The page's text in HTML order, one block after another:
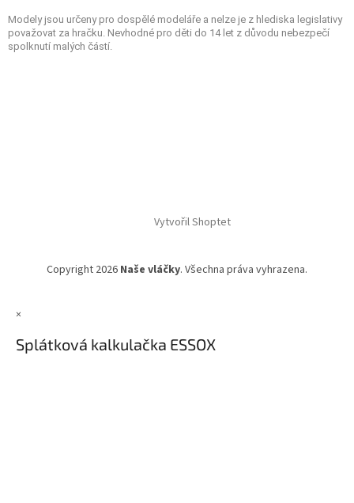
Modely jsou určeny pro dospělé modeláře a nelze je z hlediska legislativy
považovat za hračku. Nevhodné pro děti do 14 let z důvodu nebezpečí
spolknutí malých částí.
Vytvořil Shoptet
Copyright 2026 Naše vláčky. Všechna práva vyhrazena.
×
Splátková kalkulačka ESSOX